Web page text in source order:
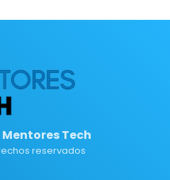
Mentores Tech
reservados